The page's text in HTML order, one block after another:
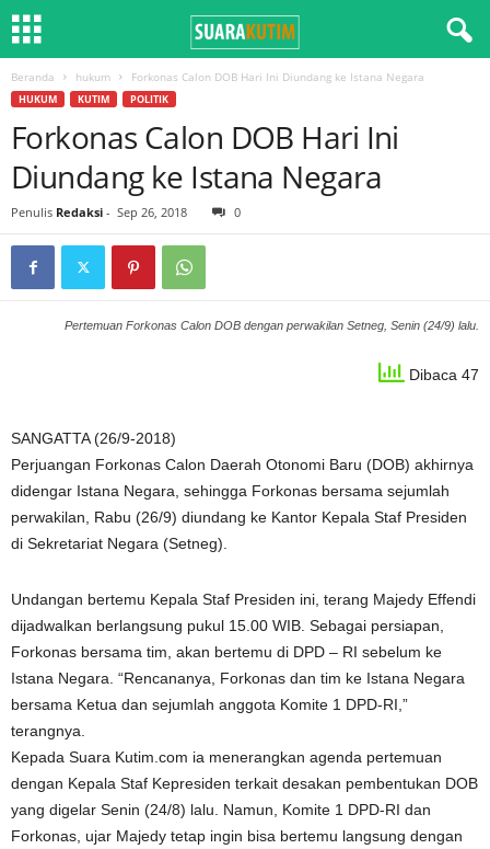
Beranda hukum Forkonas Calon DOB Hari Ini Diundang ke Istana Negara
HUKUM KUTIM POLITIK
Forkonas Calon DOB Hari Ini
Diundang ke Istana Negara
Penulis Redaksi - Sep 26, 2018 0
Pertemuan Forkonas Calon DOB dengan perwakilan Setneg, Senin (24/9) lalu.
Dibaca 47
SANGATTA (26/9-2018)
Perjuangan Forkonas Calon Daerah Otonomi Baru (DOB) akhirnya
didengar Istana Negara, sehingga Forkonas bersama sejumlah
perwakilan, Rabu (26/9) diundang ke Kantor Kepala Staf Presiden
di Sekretariat Negara (Setneg).
Undangan bertemu Kepala Staf Presiden ini, terang Majedy Effendi
dijadwalkan berlangsung pukul 15.00 WIB. Sebagai persiapan,
Forkonas bersama tim, akan bertemu di DPD – RI sebelum ke
Istana Negara. “Rencananya, Forkonas dan tim ke Istana Negara
bersama Ketua dan sejumlah anggota Komite 1 DPD-RI,”
terangnya.
Kepada Suara Kutim.com ia menerangkan agenda pertemuan
dengan Kepala Staf Kepresiden terkait desakan pembentukan DOB
yang digelar Senin (24/8) lalu. Namun, Komite 1 DPD-RI dan
Forkonas, ujar Majedy tetap ingin bisa bertemu langsung dengan